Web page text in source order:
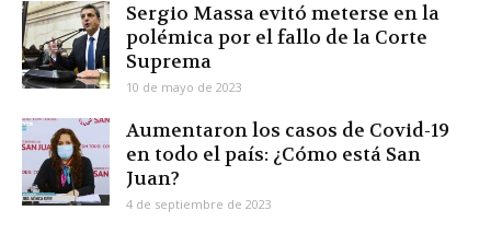
Sergio Massa evitó meterse en la
polémica por el fallo de la Corte
Suprema
10 de mayo de 2023
Aumentaron los casos de Covid-19
en todo el país: ¿Cómo está San
Juan?
4 de septiembre de 2023